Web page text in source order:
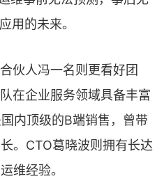
用的未来。
伙人冯一名则更看好团
在企业服务领域具备丰富
内顶级的B端销售，曾带
。CTO葛晓波则拥有长达
维经验。